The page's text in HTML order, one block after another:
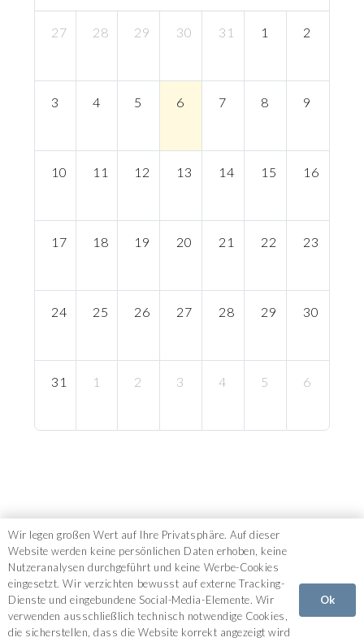
27 28 29 30 31 1 2
3 4 5 6 7 8 9
10 11 12 13 14 15 16
17 18 19 20 21 22 23
24 25 26 27 28 29 30
31 1 2 3 4 5 6
Impressum
Datenschutz
Wir legen großen Wert auf Ihre Privatsphäre. Auf dieser
Website werden keine persönlichen Daten erhoben, keine
Nutzeranalysen durchgeführt und keine Werbe-Cookies
eingesetzt. Wir verzichten bewusst auf externe Tracking-
Dienste und eingebundene Social-Media-Elemente. Wir
verwenden ausschließlich technisch notwendige Cookies,
die sicherstellen, dass die Website korrekt angezeigt wird
Ok